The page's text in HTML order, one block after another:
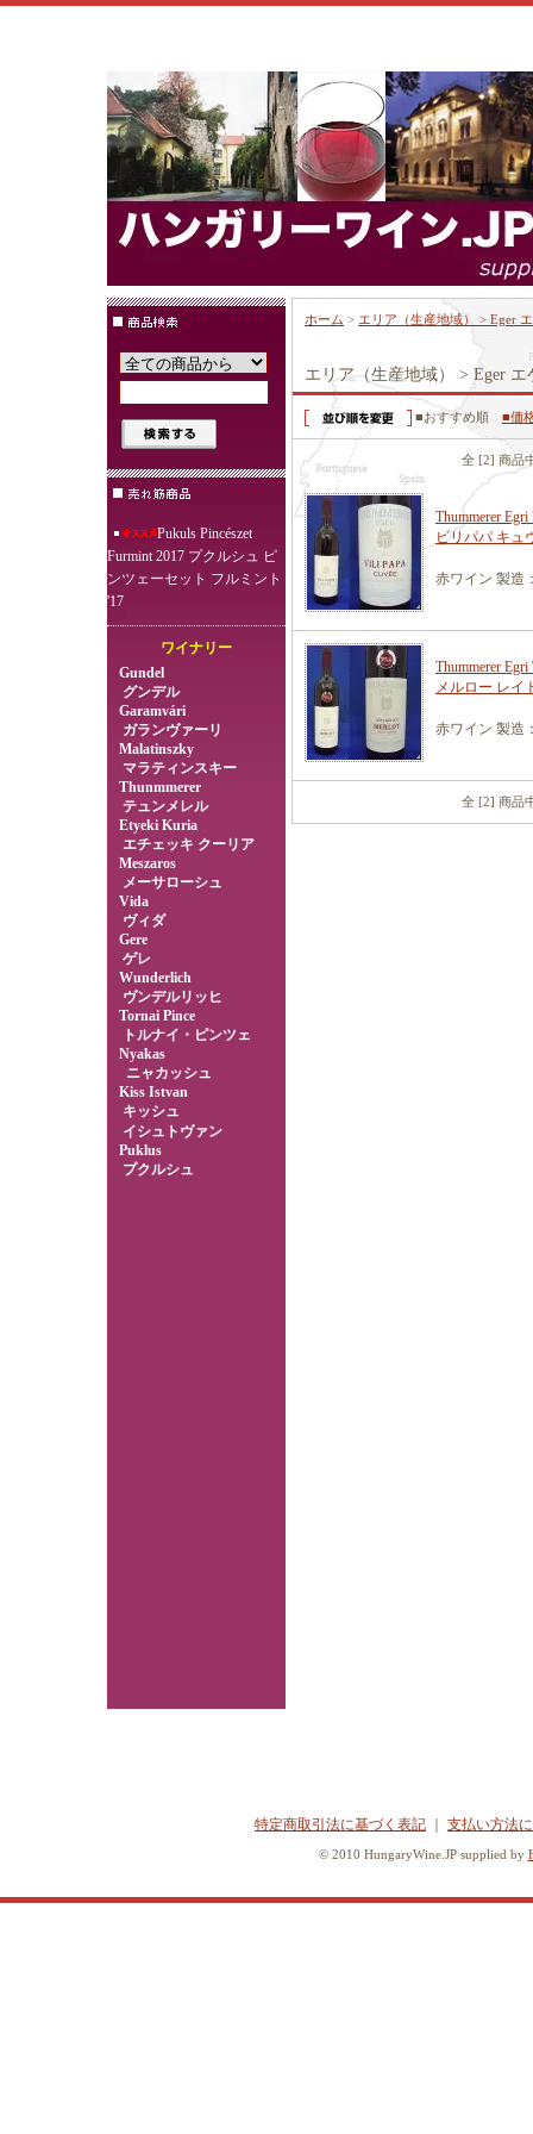
Pukuls Pincészet
Furmint 2017 プクルシュ ピ
ンツェーセット フルミント
'17
ワイナリー
Gundel
グンデル
Garamvári
ガランヴァーリ
Malatinszky
マラティンスキー
Thunmmerer
テュンメレル
Etyeki Kuria
エチェッキ クーリア
Meszaros
メーサローシュ
Vida
ヴィダ
Gere
ゲレ
Wunderlich
ヴンデルリッヒ
Tornai Pince
トルナイ・ピンツェ
Nyakas
ニャカッシュ
Kiss Istvan
キッシュ
イシュトヴァン
Puklus
プクルシュ
ホーム > エリア（生産地域） > Eger
エリア（生産地域） > Eger エ
■おすすめ順 ■価
全 [2] 商品
Thummerer
ビリパパ キュ
赤ワイン 製造
Thummerer
メルロー レイ
赤ワイン 製造
全 [2] 商品
特定商取引法に基づく表記 支払い方法
© 2010 HungaryWine.JP supplied by